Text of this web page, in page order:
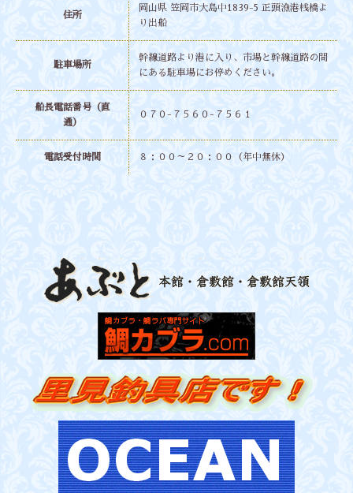
住所
岡山県 笠岡市大島中1839-5 正頭漁港桟橋よ
り出船
駐車場所
幹線道路より港に入り、市場と幹線道路の間
にある駐車場にお停めください。
船長電話番号（直
通）
０７０-７５６０-７５６１
電話受付時間 ８：００～２０：００（年中無休）